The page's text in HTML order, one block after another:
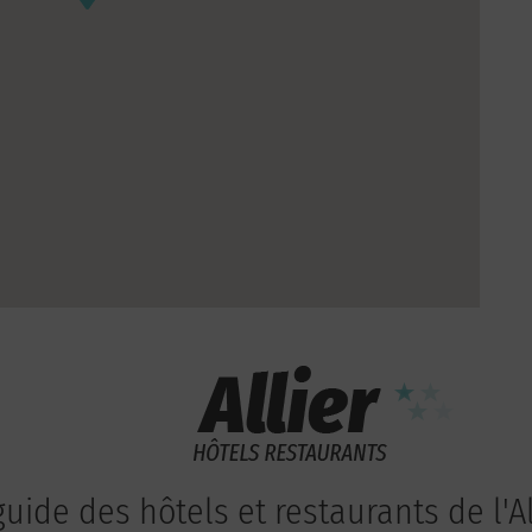
des hôtels et restaurants de